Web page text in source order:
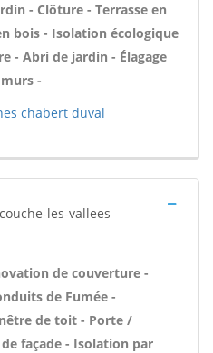
- Clôture - Terrasse en
bois - Isolation écologique
- Abri de jardin - Élagage
-
chabert duval
les-vallees
de couverture -
de Fumée -
de toit - Porte /
façade - Isolation par